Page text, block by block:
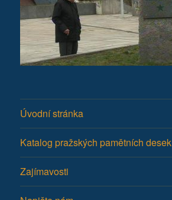
Úvodní stránka
Katalog pražských pamětních desek
Zajímavosti